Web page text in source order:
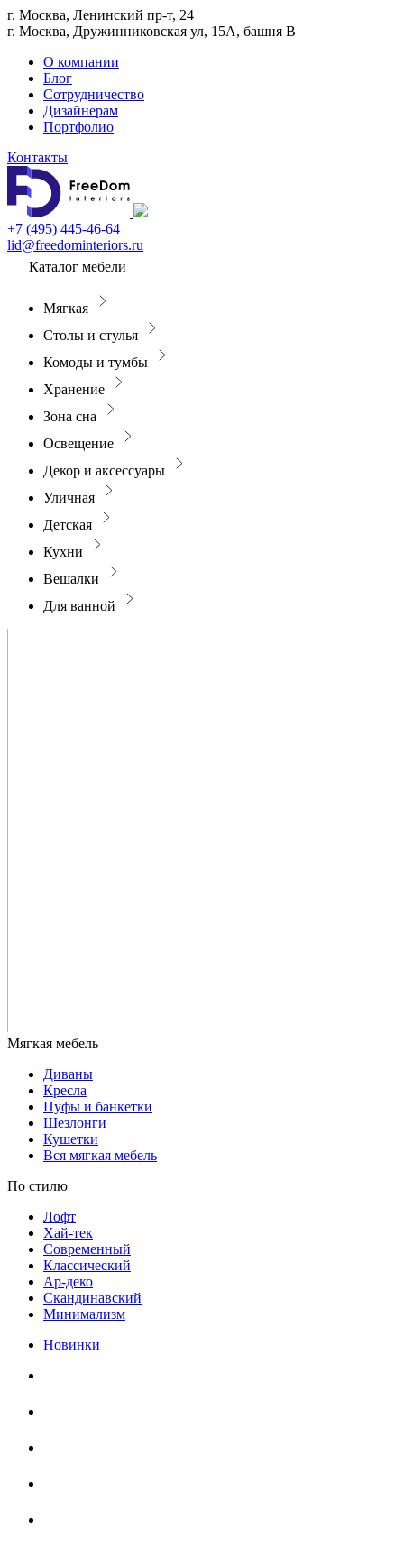
г. Москва, Ленинский пр-т, 24
г. Москва, Дружинниковская ул, 15А, башня В
О компании
Блог
Сотрудничество
Дизайнерам
Портфолио
Контакты
+7 (495) 445-46-64
lid@freedominteriors.ru
Каталог мебели
Мягкая
Столы и стулья
Комоды и тумбы
Хранение
Зона сна
Освещение
Декор и аксессуары
Уличная
Детская
Кухни
Вешалки
Для ванной
Диваны
Кресла
Пуфы и банкетки
Шезлонги
Кушетки